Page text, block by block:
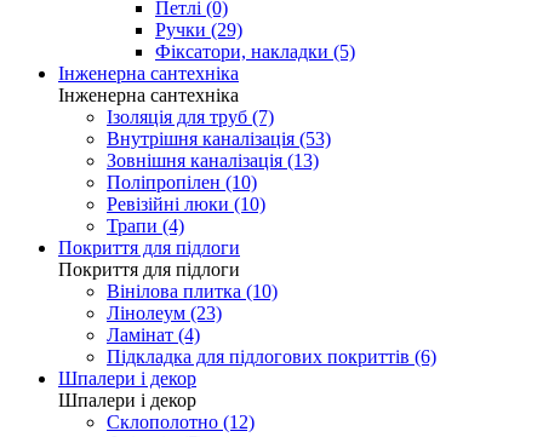
Петлі (0)
Ручки (29)
Фіксатори, накладки (5)
Інженерна сантехніка
Інженерна сантехніка
Ізоляція для труб (7)
Внутрішня каналізація (53)
Зовнішня каналізація (13)
Поліпропілен (10)
Ревізійні люки (10)
Трапи (4)
Покриття для підлоги
Покриття для підлоги
Вінілова плитка (10)
Лінолеум (23)
Ламінат (4)
Підкладка для підлогових покриттів (6)
Шпалери і декор
Шпалери і декор
Склополотно (12)